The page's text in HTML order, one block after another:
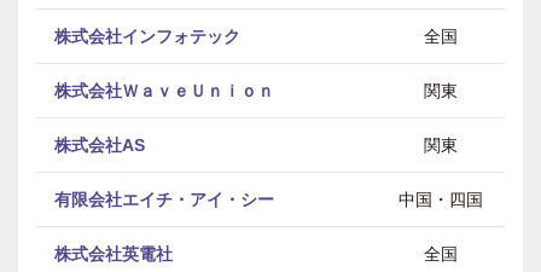
株式会社インフォテック 全国
株式会社ＷａｖｅＵｎｉｏｎ 関東
株式会社AS 関東
有限会社エイチ・アイ・シー 中国・四国
株式会社英電社 全国